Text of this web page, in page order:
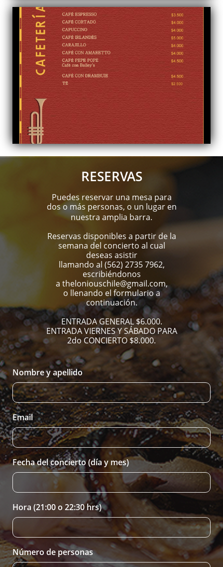
RESERVAS
Puedes reservar una mesa para
dos o más personas, o un lugar en
nuestra amplia barra.
Reservas disponibles a partir de la
semana del concierto al cual
deseas asistir
llamando al (562) 2735 7962,
escribiéndonos
a theloniouschile@gmail.com,
o llenando el formulario a
continuación.
ENTRADA GENERAL $6.000.
ENTRADA VIERNES Y SÁBADO PARA
2do CONCIERTO $8.000.
Nombre y apellido
Email
Fecha del concierto (día y mes)
Hora (21:00 o 22:30 hrs)
Número de personas